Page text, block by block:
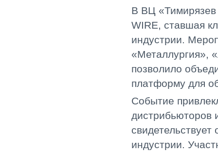
В ВЦ «Тимирязев
WIRE, ставшая
индустрии.
«Металлургия»,
позволило
платформу для
Событие
дистрибьюторов
индустрии.